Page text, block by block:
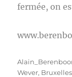
fermée, on
Auteur
Wever, Bruxelles